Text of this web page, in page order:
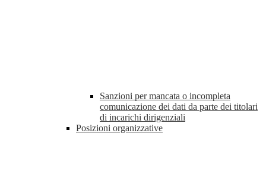
Sanzioni per mancata o incompleta
comunicazione dei dati da parte dei titolari
di incarichi dirigenziali
Posizioni organizzative